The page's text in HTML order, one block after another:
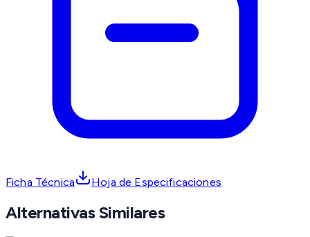
Ficha Técnica Hoja de Especificaciones
Alternativas Similares